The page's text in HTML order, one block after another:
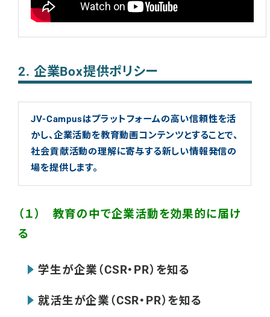
2. 企業Box提供ポリシー
JV-Campusはプラットフォームの高い信頼性を活
かし、企業活動を教育動画コンテンツとすることで、
社会貢献活動の理解に寄与する新しい情報発信の
場を提供します。
（１） 教育の中で企業活動を効果的に届け
る
学生が企業（CSR・PR）を知る
就活生が企業（CSR・PR）を知る